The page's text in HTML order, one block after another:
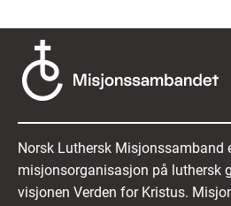
Norsk Luthersk Misjonssamband
misjonsorganisasjon på luthersk
visjonen Verden for Kristus.